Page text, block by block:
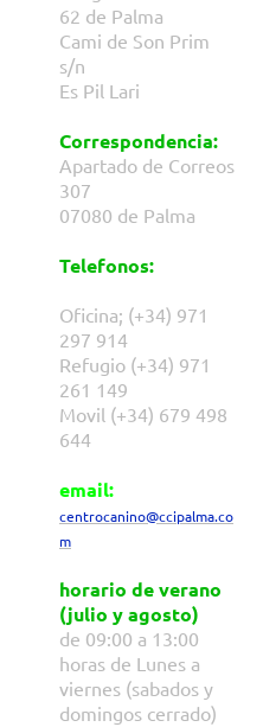
62 de Palma
Cami de Son Prim
s/n
Es Pil Lari
Correspondencia:
Apartado de Correos
307
07080 de Palma
Telefonos:
Oficina; (+34) 971
297 914
Refugio (+34) 971
261 149
Movil (+34) 679 498
644
email:
centrocanino@ccipalma.co
m
horario de verano
(julio y agosto)
de 09:00 a 13:00
horas de Lunes a
viernes (sabados y
domingos cerrado)